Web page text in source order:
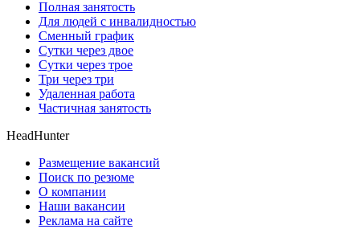
Полная занятость
Для людей с инвалидностью
Сменный график
Сутки через двое
Сутки через трое
Три через три
Удаленная работа
Частичная занятость
HeadHunter
Размещение вакансий
Поиск по резюме
О компании
Наши вакансии
Реклама на сайте